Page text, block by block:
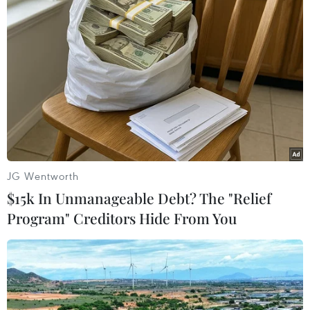
TIN LIÊN QUAN
JG Wentworth
$15k In Unmanageable Debt? The "Relief
Program" Creditors Hide From You